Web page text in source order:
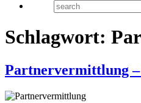
Schlagwort:
Partnervermittlung –